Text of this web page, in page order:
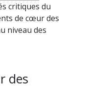
critiques du
de cœur des
niveau des
des